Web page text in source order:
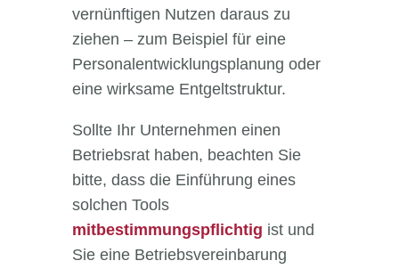
vernünftigen Nutzen daraus zu
ziehen – zum Beispiel für eine
Personalentwicklungsplanung oder
eine wirksame Entgeltstruktur.
Sollte Ihr Unternehmen einen
Betriebsrat haben, beachten Sie
bitte, dass die Einführung eines
solchen Tools
mitbestimmungspflichtig ist und
Sie eine Betriebsvereinbarung